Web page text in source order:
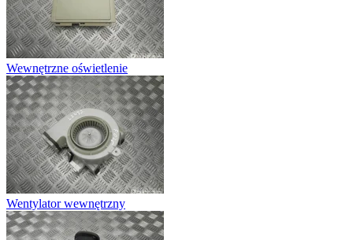
Wewnętrzne oświetlenie
Wentylator wewnętrzny